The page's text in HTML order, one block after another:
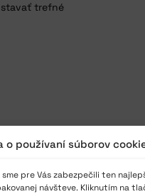
o používaní súborov
pre Vás zabezpečili ten
návšteve. Kliknutím na
trefné